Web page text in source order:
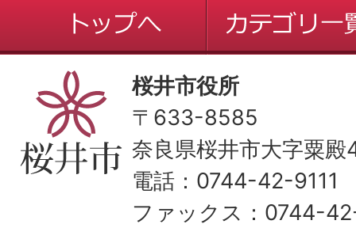
桜井市役所
〒633-8585
奈良県桜井市大字粟
電話：0744-42-9111
ファックス：0744-